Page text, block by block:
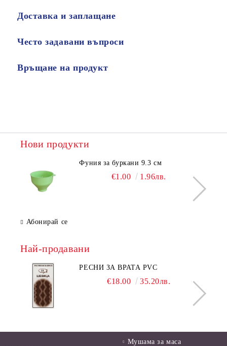
Доставка и заплащане
Често задавани въпроси
Връщане на продукт
Нови продукти
Фуния за буркани 9.3 см
€1.00 1.96лв.
Абонирай се
Най-продавани
РЕСНИ ЗА ВРАТА PVC
€18.00 35.20лв.
Мушама за маса